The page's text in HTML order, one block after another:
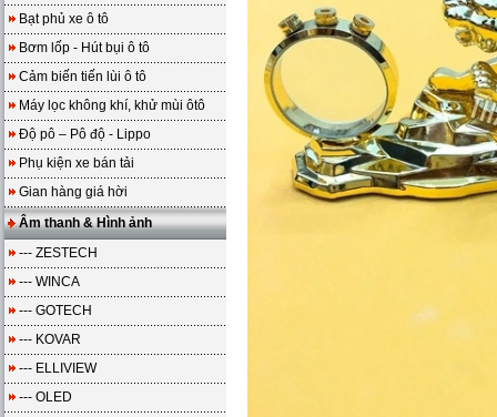
Bạt phủ xe ô tô
Bơm lốp - Hút bụi ô tô
Cảm biến tiến lùi ô tô
Máy lọc không khí, khử mùi ôtô
Độ pô – Pô độ - Lippo
Phụ kiện xe bán tải
Gian hàng giá hời
Âm thanh & Hình ảnh
--- ZESTECH
--- WINCA
--- GOTECH
--- KOVAR
--- ELLIVIEW
--- OLED